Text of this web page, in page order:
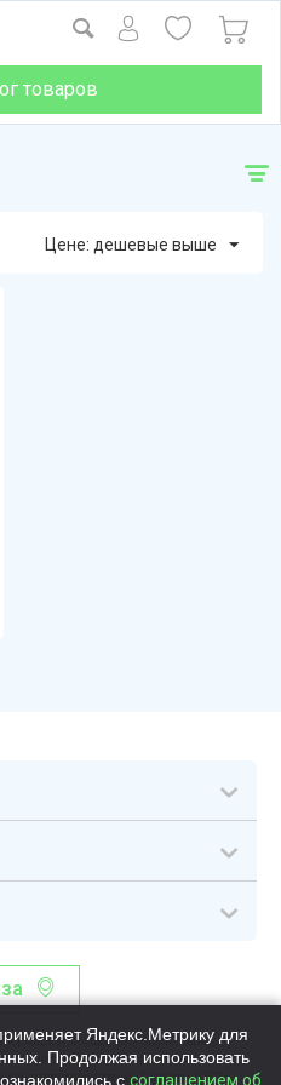
товаров
Цене: дешевые выше
осуществляющий сборку,
наборов продуктов питания.
ответственностью «Торнадо» (ОГРН
Яндекс.Метрику для
Продолжая использовать
с соглашением об